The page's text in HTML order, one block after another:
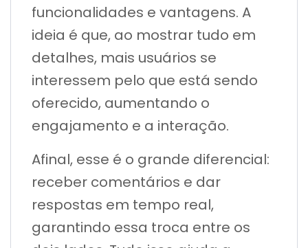
funcionalidades e vantagens. A
ideia é que, ao mostrar tudo em
detalhes, mais usuários se
interessem pelo que está sendo
oferecido, aumentando o
engajamento e a interação.
Afinal, esse é o grande diferencial:
receber comentários e dar
respostas em tempo real,
garantindo essa troca entre os